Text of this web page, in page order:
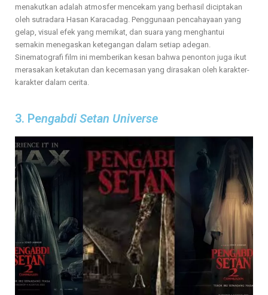
menakutkan adalah atmosfer mencekam yang berhasil diciptakan
oleh sutradara Hasan Karacadag. Penggunaan pencahayaan yang
gelap, visual efek yang memikat, dan suara yang menghantui
semakin menegaskan ketegangan dalam setiap adegan.
Sinematografi film ini memberikan kesan bahwa penonton juga ikut
merasakan ketakutan dan kecemasan yang dirasakan oleh karakter-
karakter dalam cerita.
3. Pengabdi Setan Universe